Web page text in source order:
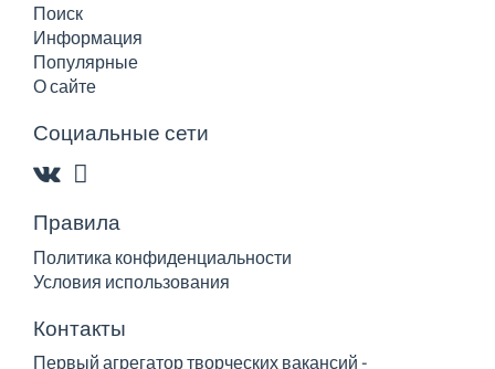
Поиск
Информация
Популярные
О сайте
Социальные сети
Правила
Политика конфиденциальности
Условия использования
Контакты
Первый агрегатор творческих вакансий -